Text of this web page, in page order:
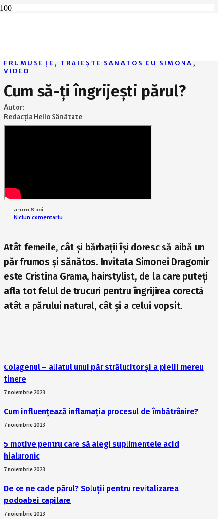
FRUMUSEȚE , TRĂIEȘTE SĂNĂTOS CU SIMONA ,
VIDEO
Cum să-ți îngrijești părul?
Autor:
Redacția Hello Sănătate
acum 8 ani
Niciun comentariu
Atât femeile, cât și bărbații își doresc să aibă un
păr frumos și sănătos. Invitata Simonei Dragomir
este Cristina Grama, hairstylist, de la care puteți
afla tot felul de trucuri pentru îngrijirea corectă
atât a părului natural, cât și a celui vopsit.
Colagenul – aliatul unui păr strălucitor și a pielii mereu
tinere
7 noiembrie 2023
Cum influențează inflamația procesul de îmbătrânire?
7 noiembrie 2023
5 motive pentru care să alegi suplimentele acid
hialuronic
7 noiembrie 2023
De ce ne cade părul? Soluții pentru revitalizarea
podoabei capilare
7 noiembrie 2023